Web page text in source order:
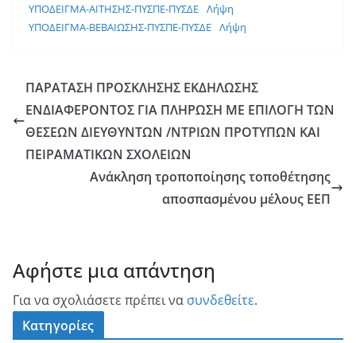
ΥΠΟΔΕΙΓΜΑ-ΑΙΤΗΣΗΣ-ΠΥΣΠΕ-ΠΥΣΔΕ Λήψη
ΥΠΟΔΕΙΓΜΑ-ΒΕΒΑΙΩΣΗΣ-ΠΥΣΠΕ-ΠΥΣΔΕ Λήψη
ΠΑΡΑΤΑΣΗ ΠΡΟΣΚΛΗΣHΣ ΕΚΔΗΛΩΣΗΣ
ΕΝΔΙΑΦΕΡΟΝΤΟΣ ΓΙΑ ΠΛΗΡΩΣΗ ΜΕ ΕΠΙΛΟΓΗ ΤΩΝ
ΘΕΣΕΩΝ ΔΙΕΥΘΥΝΤΩΝ /ΝΤΡΙΩΝ ΠΡΟΤΥΠΩΝ ΚΑΙ
ΠΕΙΡΑΜΑΤΙΚΩΝ ΣΧΟΛΕΙΩΝ
Ανάκληση τροποποίησης τοποθέτησης
αποσπασμένου μέλους ΕΕΠ
Αφήστε μια απάντηση
Για να σχολιάσετε πρέπει να συνδεθείτε.
Κατηγορίες